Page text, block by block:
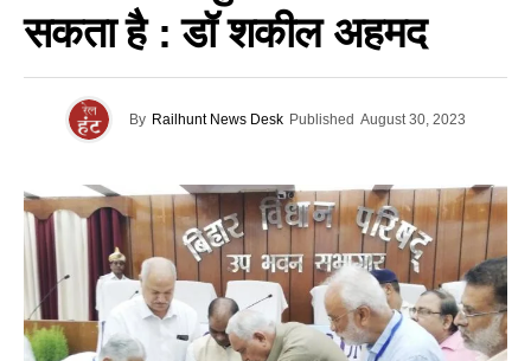
सकता है : डॉ शकील अहमद
By Railhunt News Desk Published August 30, 2023